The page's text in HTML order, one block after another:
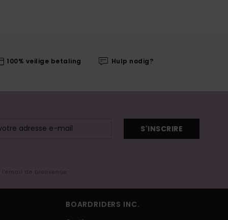
100% veilige betaling Hulp nodig?
S'INSCRIRE
de bienvenue
BOARDRIDERS INC.